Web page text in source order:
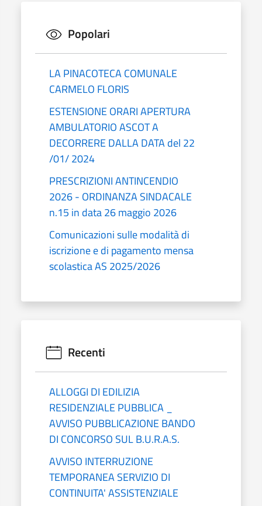
Popolari
LA PINACOTECA COMUNALE
CARMELO FLORIS
ESTENSIONE ORARI APERTURA
AMBULATORIO ASCOT A
DECORRERE DALLA DATA del 22
/01/ 2024
PRESCRIZIONI ANTINCENDIO
2026 - ORDINANZA SINDACALE
n.15 in data 26 maggio 2026
Comunicazioni sulle modalità di
iscrizione e di pagamento mensa
scolastica AS 2025/2026
Recenti
ALLOGGI DI EDILIZIA
RESIDENZIALE PUBBLICA _
AVVISO PUBBLICAZIONE BANDO
DI CONCORSO SUL B.U.R.A.S.
AVVISO INTERRUZIONE
TEMPORANEA SERVIZIO DI
CONTINUITA' ASSISTENZIALE